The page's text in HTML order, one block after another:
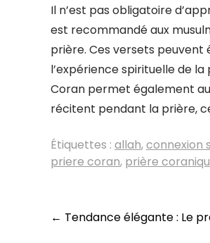
Il n’est pas obligatoire
est recommandé aux
prière. Ces versets peuvent
l’expérience spirituelle de
Coran permet également
récitent pendant la prière,
Étiquettes : allah,connexion
priere coran, prière
Navigation
← Tendance élégante : Le